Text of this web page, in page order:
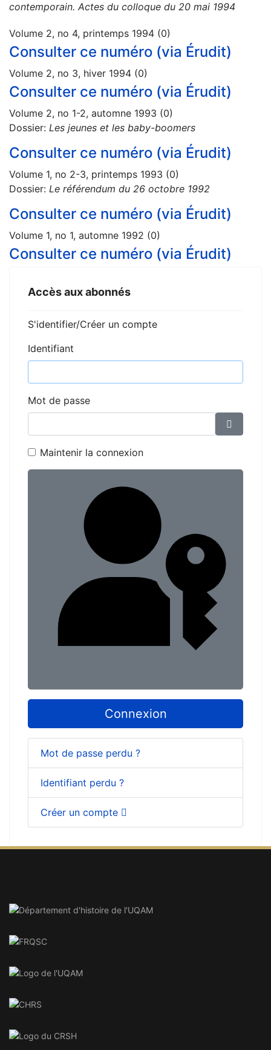
contemporain. Actes du colloque du 20 mai 1994
Volume 2, no 4, printemps 1994 (0)
Consulter ce numéro (via Érudit)
Volume 2, no 3, hiver 1994 (0)
Consulter ce numéro (via Érudit)
Volume 2, no 1-2, automne 1993 (0)
Dossier: Les jeunes et les baby-boomers
Consulter ce numéro (via Érudit)
Volume 1, no 2-3, printemps 1993 (0)
Dossier: Le référendum du 26 octobre 1992
Consulter ce numéro (via Érudit)
Volume 1, no 1, automne 1992 (0)
Consulter ce numéro (via Érudit)
Accès aux abonnés
S'identifier/Créer un compte
Identifiant
Mot de passe
Maintenir la connexion
Connexion
Mot de passe perdu ?
Identifiant perdu ?
Créer un compte